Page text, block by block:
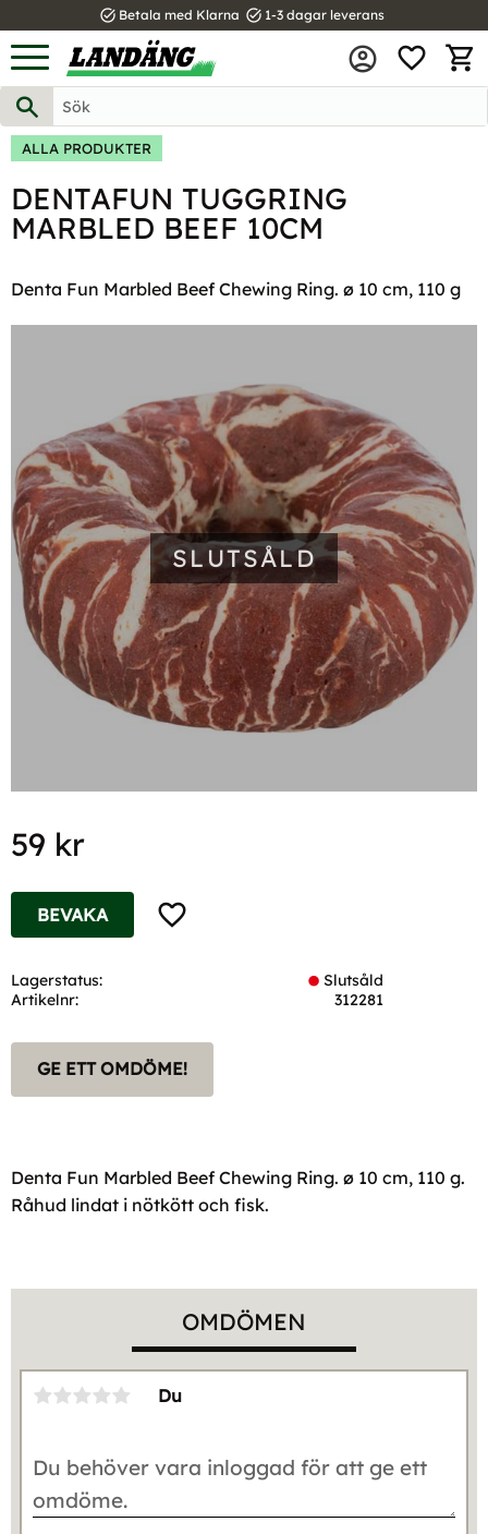
Meny
task_alt Betala med Klarna task_alt 1-3 dagar leverans
ALLA PRODUKTER
DENTAFUN TUGGRING
MARBLED BEEF 10CM
Denta Fun Marbled Beef Chewing Ring. ø 10 cm, 110 g
SLUTSÅLD
59 kr
Lägg till i favoriter
BEVAKA
Lagerstatus
Slutsåld
Artikelnr
312281
GE ETT OMDÖME!
Denta Fun Marbled Beef Chewing Ring. ø 10 cm, 110 g.
Råhud lindat i nötkött och fisk.
OMDÖMEN
Du